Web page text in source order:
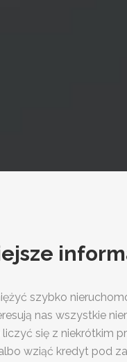
szybko
nas wszystkie
się z niekrótkim
wziąć kredyt pod